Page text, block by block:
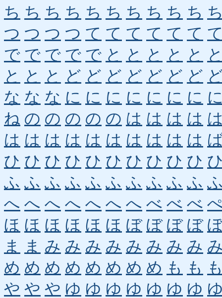
ち ち ち ち ち ち ち ち ち ち
つ つ つ つ て て て て て て
で で で で で と と と と と
と と と ど ど ど ど ど ど ど
な な な に に に に に に に
ね の の の の の は は は は
は は は は は は は は は は
ひ ひ ひ ひ ひ ひ ひ ひ ひ ひ
ふ ふ ふ ふ ふ ふ ふ ふ ふ ふ
へ へ へ へ へ へ へ べ べ べ
ほ ほ ほ ほ ほ ほ ぼ ぼ ぼ ぼ
ま
ま み み み み み み み み
め め め め め め め め も も
や や や ゆ ゆ ゆ ゆ ゆ ゆ ゆ